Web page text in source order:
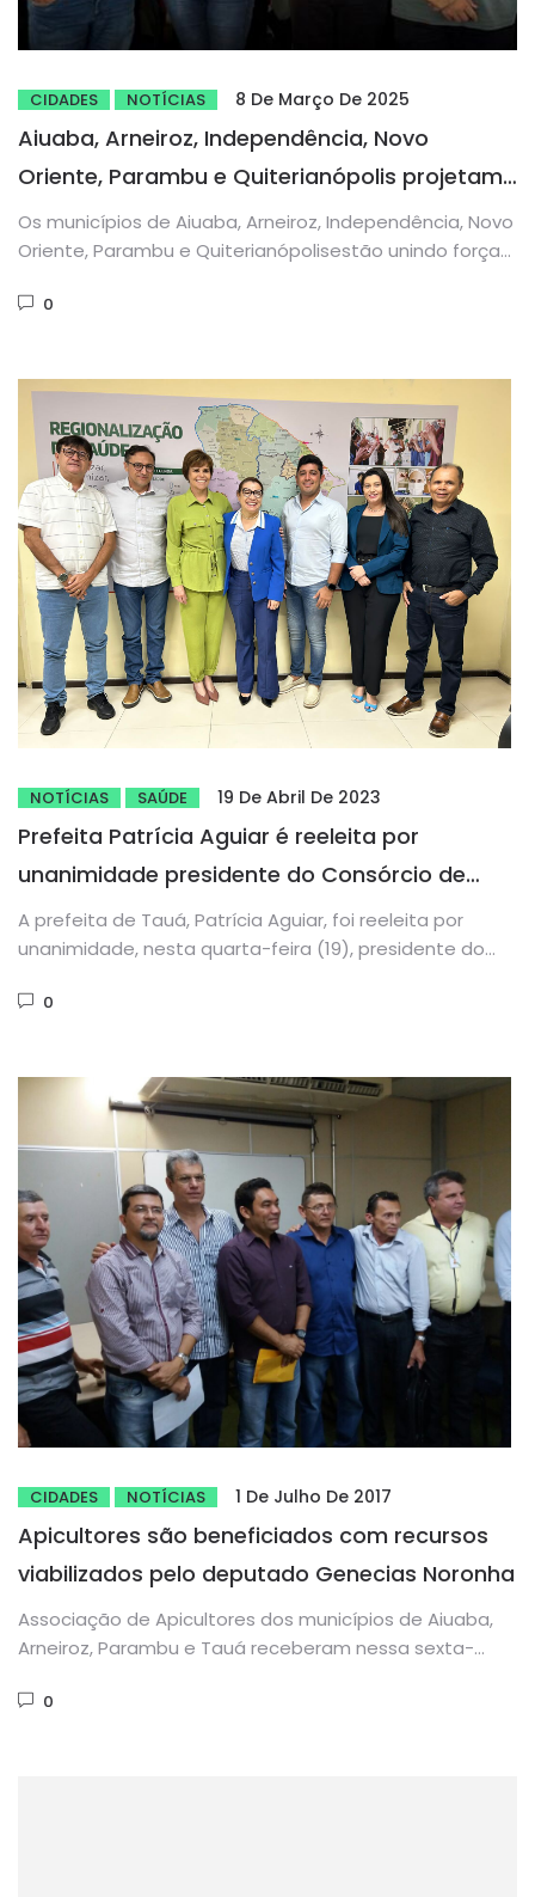
CIDADES NOTÍCIAS 8 De Março De 2025
Aiuaba, Arneiroz, Independência, Novo
Oriente, Parambu e Quiterianópolis projetam
a I Festa do Cordeiro dos Inhamuns com
apoio da FAEC
Os municípios de Aiuaba, Arneiroz, Independência, Novo
Oriente, Parambu e Quiterianópolisestão unindo forças
0
NOTÍCIAS SAÚDE 19 De Abril De 2023
Prefeita Patrícia Aguiar é reeleita por
unanimidade presidente do Consórcio de
Saúde da Microrregião de Tauá
A prefeita de Tauá, Patrícia Aguiar, foi reeleita por
unanimidade, nesta quarta-feira (19), presidente do
0
CIDADES NOTÍCIAS 1 De Julho De 2017
Apicultores são beneficiados com recursos
viabilizados pelo deputado Genecias Noronha
Associação de Apicultores dos municípios de Aiuaba,
Arneiroz, Parambu e Tauá receberam nessa sexta-
0